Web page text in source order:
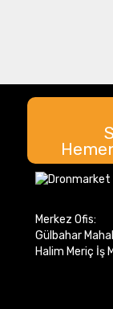
Merkez Ofis:
Gülbahar
Halim Meriç İş